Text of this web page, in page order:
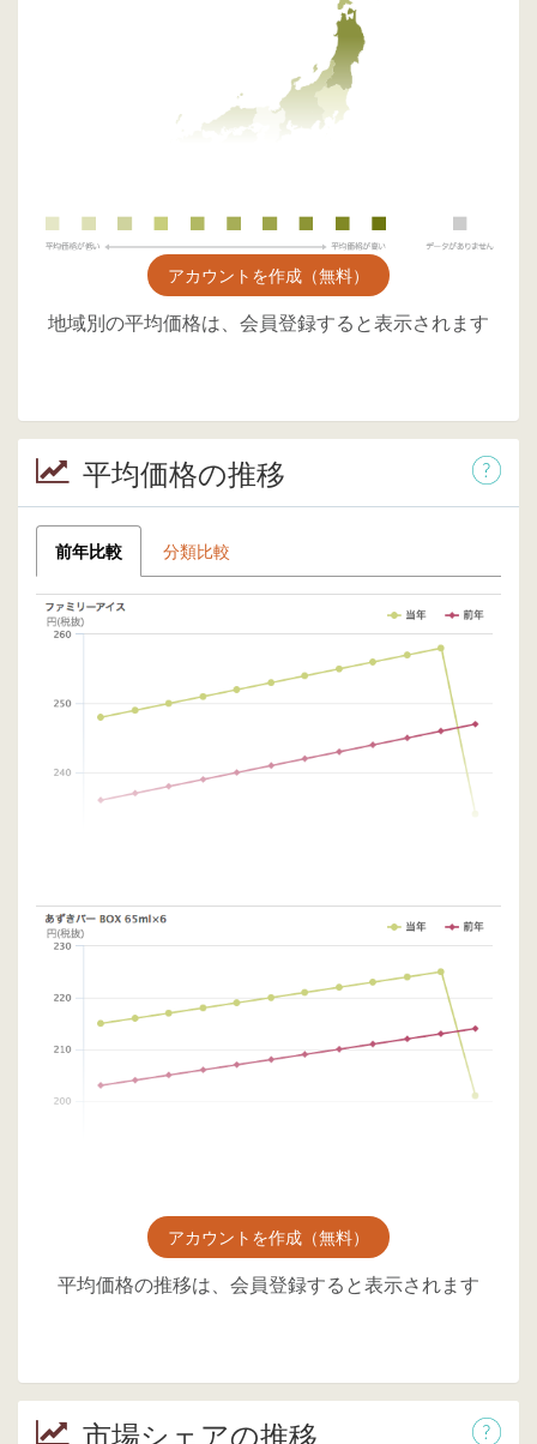
アカウントを作成（無料）
地域別の平均価格は、会員登録すると表示されます
平均価格の推移
前年比較 分類比較
アカウントを作成（無料）
平均価格の推移は、会員登録すると表示されます
市場シェアの推移